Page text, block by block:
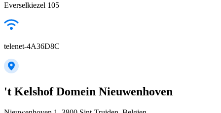
Everselkiezel 105
telenet-4A36D8C
't Kelshof Domein Nieuwenhoven